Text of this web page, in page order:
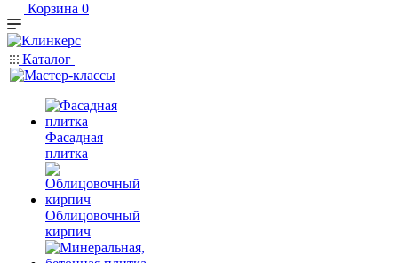
Корзина 0
Каталог
Фасадная
плитка
Облицовочный
кирпич